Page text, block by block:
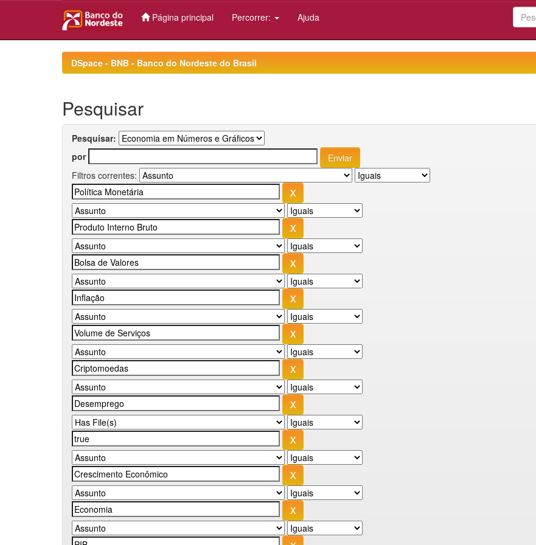
Página principal Percorrer: Ajuda
DSpace - BNB - Banco do Nordeste do Brasil
Pesquisar
Pesquisar:
por
Filtros correntes: